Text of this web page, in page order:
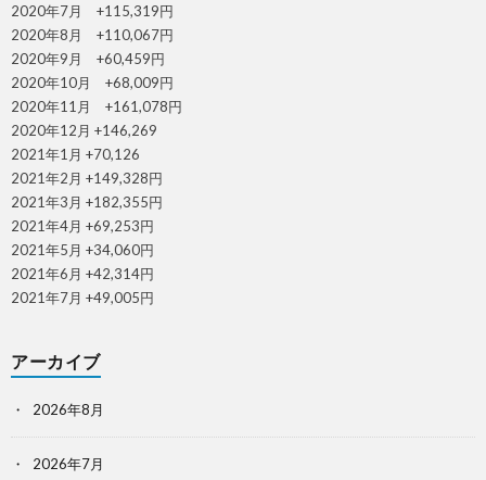
2020年7月 +115,319円
2020年8月 +110,067円
2020年9月 +60,459円
2020年10月 +68,009円
2020年11月 +161,078円
2020年12月 +146,269
2021年1月 +70,126
2021年2月 +149,328円
2021年3月 +182,355円
2021年4月 +69,253円
2021年5月 +34,060円
2021年6月 +42,314円
2021年7月 +49,005円
アーカイブ
2026年8月
2026年7月